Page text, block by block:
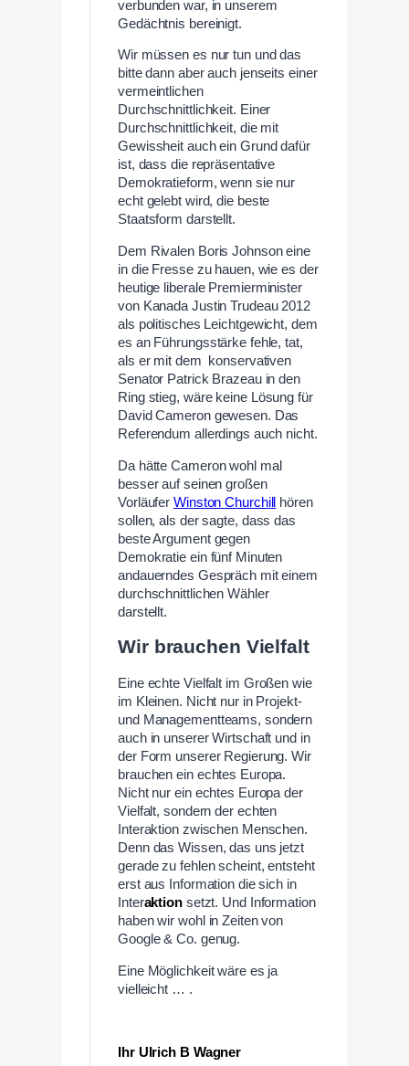
verbunden war, in unserem
Gedächtnis bereinigt.
Wir müssen es nur tun und das
bitte dann aber auch jenseits einer
vermeintlichen
Durchschnittlichkeit. Einer
Durchschnittlichkeit, die mit
Gewissheit auch ein Grund dafür
ist, dass die repräsentative
Demokratieform, wenn sie nur
echt gelebt wird, die beste
Staatsform darstellt.
Dem Rivalen Boris Johnson eine
in die Fresse zu hauen, wie es der
heutige liberale Premierminister
von Kanada Justin Trudeau 2012
als politisches Leichtgewicht, dem
es an Führungsstärke fehle, tat,
als er mit dem konservativen
Senator Patrick Brazeau in den
Ring stieg, wäre keine Lösung für
David Cameron gewesen. Das
Referendum allerdings auch nicht.
Da hätte Cameron wohl mal
besser auf seinen großen
VorläuferWinston Churchill
hören
sollen, als der sagte, dass das
beste Argument gegen
Demokratie ein fünf Minuten
andauerndes Gespräch mit einem
durchschnittlichen Wähler
darstellt.
Wir brauchen Vielfalt
Eine echte Vielfalt im Großen wie
im Kleinen. Nicht nur in Projekt-
und Managementteams, sondern
auch in unserer Wirtschaft und in
der Form unserer Regierung. Wir
brauchen ein echtes Europa.
Nicht nur ein echtes Europa der
Vielfalt, sondern der echten
Interaktion zwischen Menschen.
Denn das Wissen, das uns jetzt
gerade zu fehlen scheint, entsteht
erst aus Information die sich in
Interaktionsetzt. Und Information
haben wir wohl in Zeiten von
Google & Co. genug.
Eine Möglichkeit wäre es ja
vielleicht … .
Ihr Ulrich B Wagner